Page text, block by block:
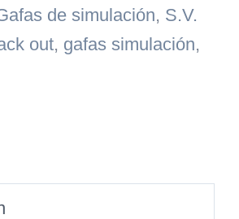
de simulación, S.V.
out, gafas simulación,